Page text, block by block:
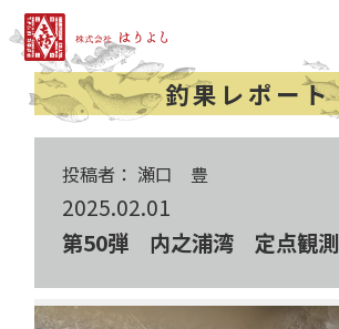
釣果レポート
投稿者： 瀬口 豊
2025.02.01
第50弾 内之浦湾 定点観測